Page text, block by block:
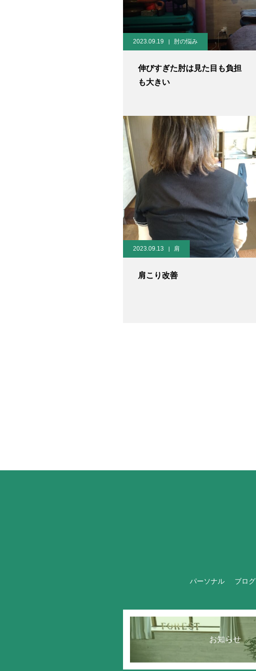
2023.09.19 肘の悩み
伸びすぎた肘は見た目も負担
も大きい
2023.09.13 肩
肩こり改善
パーソナル ブログ
お知らせ